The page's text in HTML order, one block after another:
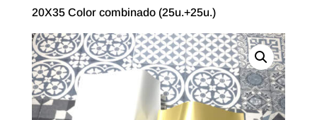
20X35 Color combinado (25u.+25u.)